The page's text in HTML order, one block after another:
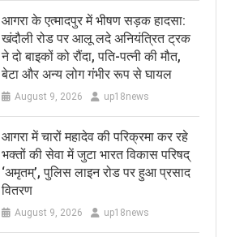
आगरा के एत्मादपुर में भीषण सड़क हादसा:
खंदौली रोड पर आलू लदे अनियंत्रित ट्रक
ने दो बाइकों को रौंदा, पति-पत्नी की मौत,
बेटा और अन्य लोग गंभीर रूप से घायल
August 9, 2026 up18news
आगरा में चारों महादेव की परिक्रमा कर रहे
भक्तों की सेवा में जुटा भारत विकास परिषद्
‘अमृतम्’, पुलिस लाइन रोड पर हुआ प्रसाद
वितरण
August 9, 2026 up18news